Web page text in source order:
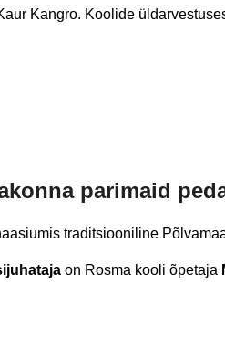
Kangro. Koolide
parimaid
traditsiooniline
on Rosma kooli õpetaja